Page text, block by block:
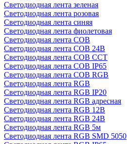
Светодиодная лента зеленая
Светодиодная лента розовая
Светодиодная лента синяя
Светодиодная лента фиолетовая
Светодиодная лента COB
Светодиодная лента COB 24В
Светодиодная лента COB CCT
Светодиодная лента COB IP65
Светодиодная лента COB RGB
Светодиодная лента RGB
Светодиодная лента RGB IP20
Светодиодная лента RGB адресная
Светодиодная лента RGB 12В
Светодиодная лента RGB 24В
Светодиодная лента RGB 5м
Светодиодная лента RGB SMD 5050